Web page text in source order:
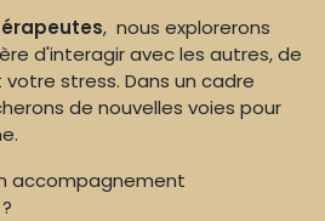
, nous explorerons
d'interagir avec les autres, de
stress. Dans un cadre
de nouvelles voies pour
accompagnement